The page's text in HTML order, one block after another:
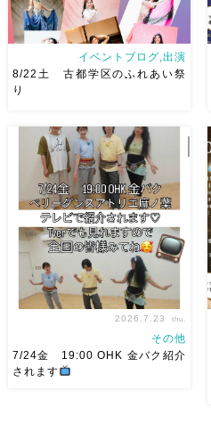
8/22土 古都学区のふれあい祭
りにて踊らせていただきます♡
太鼓も叩くよー！私たちは
18:40頃から出演です屋台も出
てとても楽しいお祭りになりそ
う
私たちも踊った後は祭り
を楽しみます
遊びにいら
[…]
イベントブログ,出演
8/22土 古都学区のふれあい祭
り
2026.7.23 thu.
その他
7/24金 19:00 OHK 金バク紹介
されます